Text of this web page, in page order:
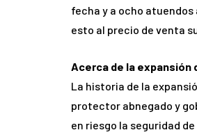
fecha y a ocho
esto al precio de venta
Acerca de la expansión
La historia de la
protector abnegado y
en riesgo la seguridad